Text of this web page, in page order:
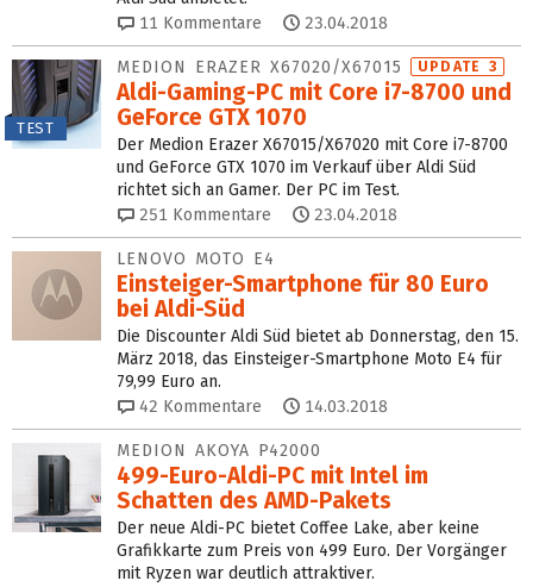
11 Kommentare 23.04.2018
TEST
MEDION ERAZER X67020/X67015 UPDATE 3
Aldi-Gaming-PC mit Core i7-8700 und
GeForce GTX 1070
Der Medion Erazer X67015/X67020 mit Core i7-8700
und GeForce GTX 1070 im Verkauf über Aldi Süd
richtet sich an Gamer. Der PC im Test.
251 Kommentare 23.04.2018
LENOVO MOTO E4
Einsteiger-Smartphone für 80 Euro
bei Aldi-Süd
Die Discounter Aldi Süd bietet ab Donnerstag, den 15.
März 2018, das Einsteiger-Smartphone Moto E4 für
79,99 Euro an.
42 Kommentare 14.03.2018
MEDION AKOYA P42000
499-Euro-Aldi-PC mit Intel im
Schatten des AMD-Pakets
Der neue Aldi-PC bietet Coffee Lake, aber keine
Grafikkarte zum Preis von 499 Euro. Der Vorgänger
mit Ryzen war deutlich attraktiver.